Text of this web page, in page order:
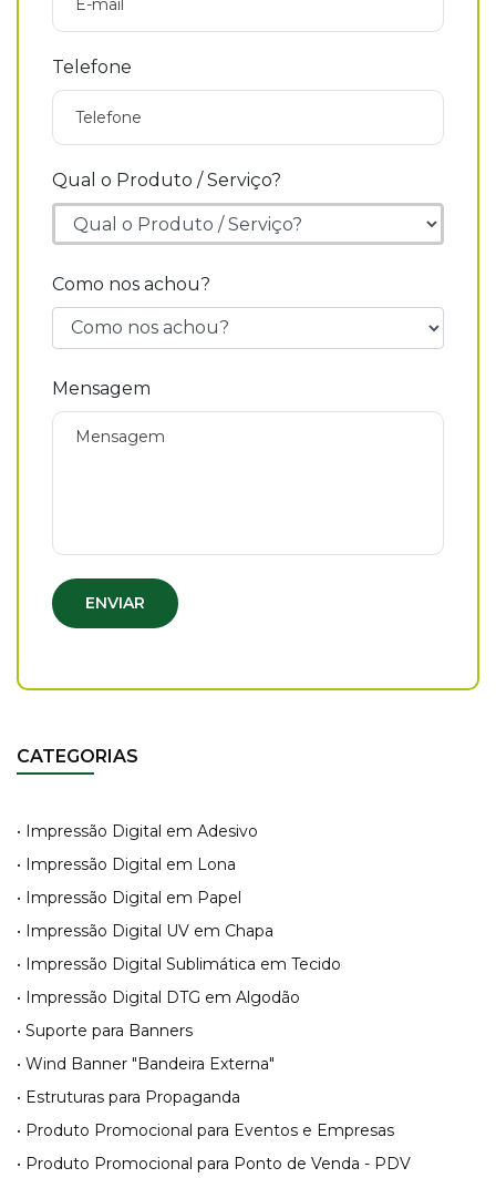
Telefone
Qual o Produto / Serviço?
Como nos achou?
Mensagem
ENVIAR
CATEGORIAS
• Impressão Digital em Adesivo
• Impressão Digital em Lona
• Impressão Digital em Papel
• Impressão Digital UV em Chapa
• Impressão Digital Sublimática em Tecido
• Impressão Digital DTG em Algodão
• Suporte para Banners
• Wind Banner "Bandeira Externa"
• Estruturas para Propaganda
• Produto Promocional para Eventos e Empresas
• Produto Promocional para Ponto de Venda - PDV